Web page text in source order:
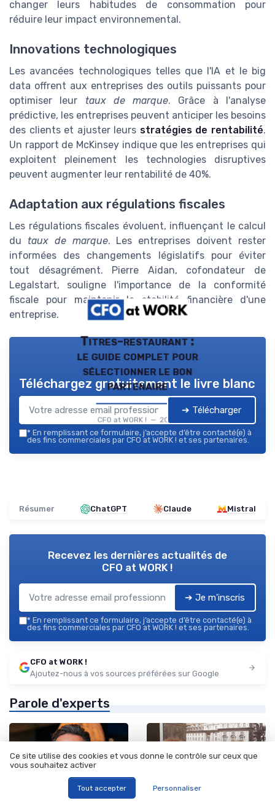
changer leurs habitudes de consommation pour
réduire leur impact environnemental.
Innovations technologiques
Les avancées technologiques telles que l'IA et le big
data offrent aux entreprises des outils puissants pour
optimiser leur taux de marque. Grâce à l'analyse
prédictive, les entreprises peuvent anticiper les besoins
des clients et ajuster leurs stratégies de rentabilité.
Un rapport de McKinsey indique que les entreprises qui
exploitent pleinement les technologies disruptives
peuvent augmenter leur rentabilité de 40%.
Adaptation aux régulations fiscales
Les régulations fiscales évoluent, influençant le calcul
du taux de marque. Les entreprises doivent rester
informées des changements législatifs pour éviter
tout désagrément. Pierre Aidan, cofondateur de
Legalstart, souligne l'importance de la conformité
fiscale pour maintenir la stabilité financière d'une
entreprise.
Titres-restaurant :
le guide complet pour
sélectionner le bon
partenaire
CFO at WORK ! — 2026
Téléchargez gratuitement le livre blanc
➔ Télécharger
* En remplissant ce formulaire, j’accepte d’être contacté(e) à
des fins commerciales par CFO at WORK ! et ses partenaires.
Résumer ChatGPT Claude Mistral
Recevez les dernières actualités de
CFO at WORK !
➔ Je m'inscris
* En remplissant ce formulaire, j’accepte d’être contacté(e) à
des fins commerciales par CFO at WORK ! et ses partenaires.
CFO at WORK !
Ajoutez-nous à vos sources préférées sur Google
Parole d'experts
Ce site utilise des cookies et vous donne le contrôle sur ceux que
vous souhaitez activer
Tout accepter Personnaliser